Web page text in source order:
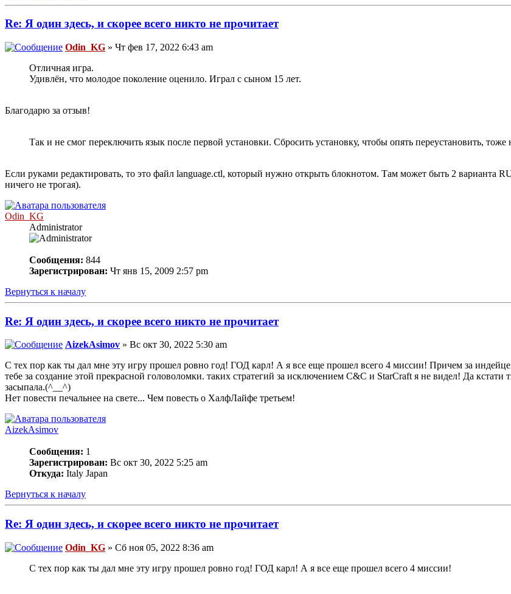
Re: Я один здесь, и скорее всего никто не прочитает
Odin_KG » Чт фев 17, 2022 6:43 am
Отличная игра.
Удивлён, что молодое поколение оценило. Играл с сыном 15 лет.
Благодарю за отзыв!
Так и не смог переключить язык после первой установки. Сбросить установку, чтобы опять переустановить,
Если руками редактировать, то это файл language.ctl, который нужно открыть блокнотом. Там может быть 2 варианта
ничего не трогая).
Odin_KG
Administrator
Сообщения: 844
Зарегистрирован: Чт янв 15, 2009 2:57 pm
Вернуться к началу
Re: Я один здесь, и скорее всего никто не прочитает
AizekAsimov » Вс окт 30, 2022 5:30 am
С тех пор как ты дал мне эту игру прошел ровно год! ГОД карл! А я все еще прошел всего 4 миссии! Причем за
тебе за создание этой прекрасной головоломки. таких стратегий за исключением C&C и StarCraft я не видел! Да
засыпала.(^__^)
Нет повести печальнее на свете... Чем повесть о ХалфЛайфе третьем!
AizekAsimov
Сообщения: 1
Зарегистрирован: Вс окт 30, 2022 5:25 am
Откуда: Italy Japan
Вернуться к началу
Re: Я один здесь, и скорее всего никто не прочитает
Odin_KG » Сб ноя 05, 2022 8:36 am
С тех пор как ты дал мне эту игру прошел ровно год! ГОД карл! А я все еще прошел всего 4 миссии!